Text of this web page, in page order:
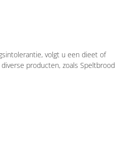
volgt u een dieet of
producten, zoals Speltbrood